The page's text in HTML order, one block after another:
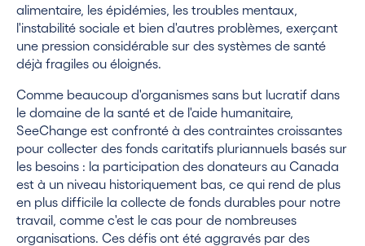
alimentaire, les épidémies, les troubles mentaux,
l'instabilité sociale et bien d'autres problèmes, exerçant
une pression considérable sur des systèmes de santé
déjà fragiles ou éloignés.
Comme beaucoup d'organismes sans but lucratif dans
le domaine de la santé et de l'aide humanitaire,
SeeChange est confronté à des contraintes croissantes
pour collecter des fonds caritatifs pluriannuels basés sur
les besoins : la participation des donateurs au Canada
est à un niveau historiquement bas, ce qui rend de plus
en plus difficile la collecte de fonds durables pour notre
travail, comme c'est le cas pour de nombreuses
organisations. Ces défis ont été aggravés par des